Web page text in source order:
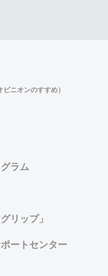
ピニオンのすすめ）
ラム
リップ」
ートセンター